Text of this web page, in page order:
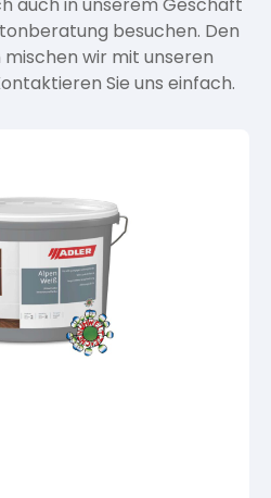
besuchen. Den
wir mit unseren
Sie uns einfach.